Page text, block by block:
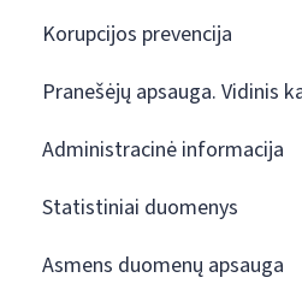
Korupcijos prevencija
Pranešėjų apsauga. Vidinis
Administracinė informacija
Statistiniai duomenys
Asmens duomenų apsauga